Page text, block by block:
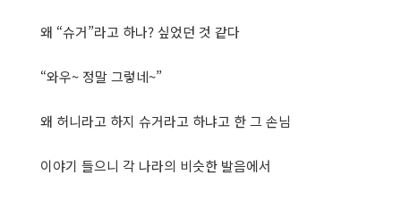
왜 “슈거”라고 하나? 싶었던 것 같다
“와우~ 정말 그렇네~”
왜 허니라고 하지 슈거라고 하냐고 한 그 손님
이야기 들으니 각 나라의 비슷한 발음에서